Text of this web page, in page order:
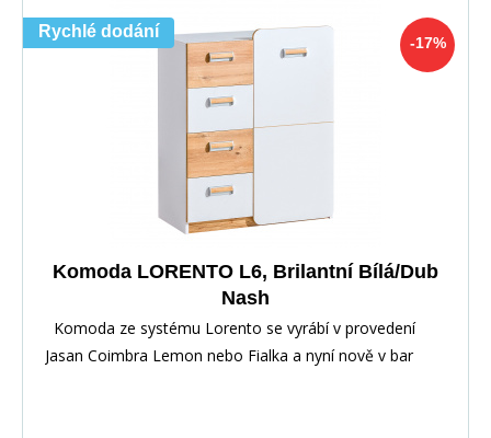
-17%
Rychlé dodání
Komoda LORENTO L6, Brilantní Bílá/Dub
Nash
Komoda ze systému Lorento se vyrábí v provedení
Jasan Coimbra Lemon nebo Fialka a nyní nově v bar